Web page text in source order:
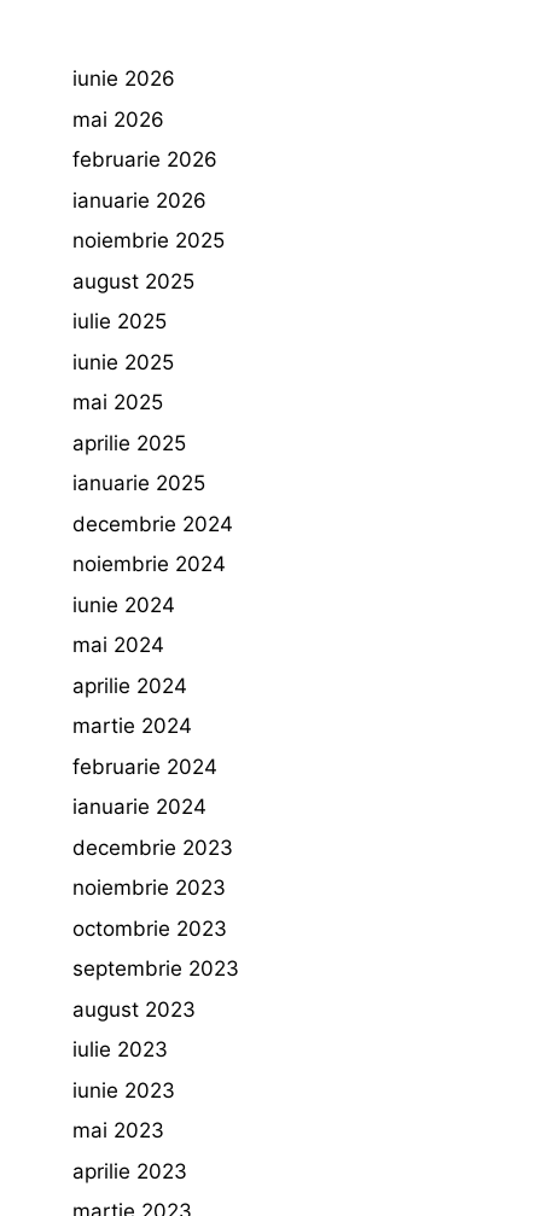
iunie 2026
mai 2026
februarie 2026
ianuarie 2026
noiembrie 2025
august 2025
iulie 2025
iunie 2025
mai 2025
aprilie 2025
ianuarie 2025
decembrie 2024
noiembrie 2024
iunie 2024
mai 2024
aprilie 2024
martie 2024
februarie 2024
ianuarie 2024
decembrie 2023
noiembrie 2023
octombrie 2023
septembrie 2023
august 2023
iulie 2023
iunie 2023
mai 2023
aprilie 2023
martie 2023